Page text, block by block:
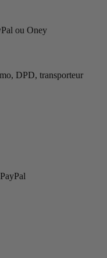
ou Oney
DPD, transporteur